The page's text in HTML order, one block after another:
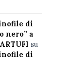
di
nero” a
su
di